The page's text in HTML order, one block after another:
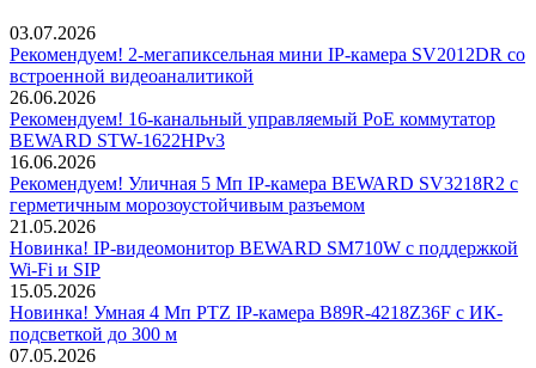
03.07.2026
Рекомендуем! 2-мегапиксельная мини IP-камера SV2012DR со
встроенной видеоаналитикой
26.06.2026
Рекомендуем! 16-канальный управляемый PoE коммутатор
BEWARD STW-1622HPv3
16.06.2026
Рекомендуем! Уличная 5 Мп IP-камера BEWARD SV3218R2 с
герметичным морозоустойчивым разъемом
21.05.2026
Новинка! IP-видеомонитор BEWARD SM710W с поддержкой
Wi-Fi и SIP
15.05.2026
Новинка! Умная 4 Мп PTZ IP-камера B89R-4218Z36F с ИК-
подсветкой до 300 м
07.05.2026